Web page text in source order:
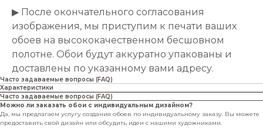
▶ После окончательного согласования
изображения, мы приступим к печати ваших
обоев на высококачественном бесшовном
полотне. Обои будут аккуратно упакованы и
доставлены по указанному вами адресу.
Часто задаваемые вопросы (FAQ)
Характеристики
Часто задаваемые вопросы (FAQ)
Можно ли заказать обои с индивидуальным дизайном?
Да, мы предлагаем услугу создания обоев по индивидуальному заказу. Вы можете
предоставить свой дизайн или обсудить идеи с нашими художниками.